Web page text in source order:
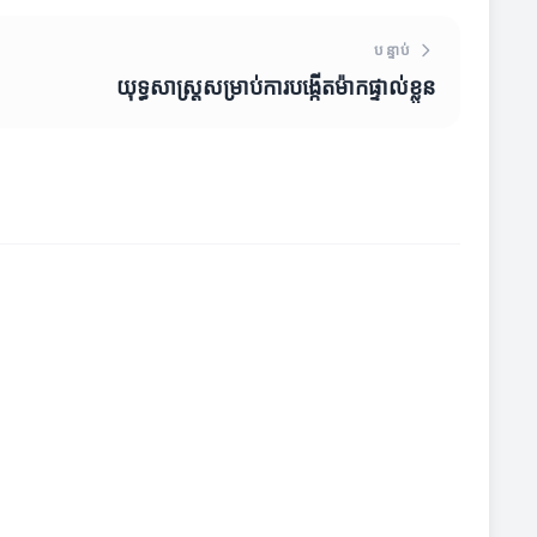
បន្ទាប់
យុទ្ធសាស្ត្រ​សម្រាប់ការបង្កើតម៉ាកផ្ទាល់ខ្លួន